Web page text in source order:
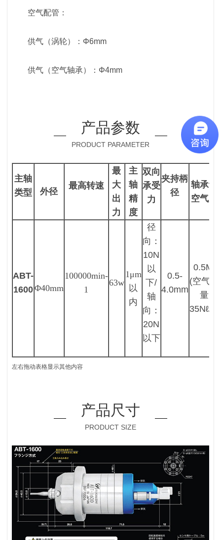
空气配管：
供气（涡轮）：Φ6mm
供气（空气轴承）：Φ4mm
产品参数
PRODUCT PARAMETER
主轴
类型
外径
最高转速
最
大
出
力
主
轴
精
度
双向
承受
力
夹持柄
径
轴承设
空气压
ABT-
1600Φ40mm
100000min-
1
63w
1μm
以
内
径
向：
10N
以
下/
轴
向：
20N
以下
0.5-
4.0mm
(空气
量：
35Nℓ/
左右拖动表格显示其他内容
产品尺寸
PRODUCT SIZE